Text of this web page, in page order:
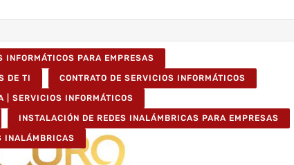
PARA EMPRESAS
DE TI CONTRATO DE SERVICIOS INFORMÁTICOS
| SERVICIOS INFORMÁTICOS
INSTALACIÓN DE REDES INALÁMBRICAS PARA EMPRESAS
INALÁMBRICAS